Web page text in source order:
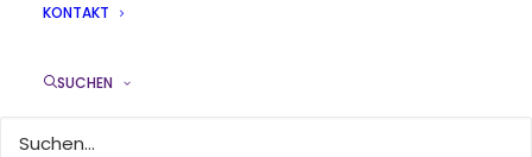
KONTAKT
SUCHEN